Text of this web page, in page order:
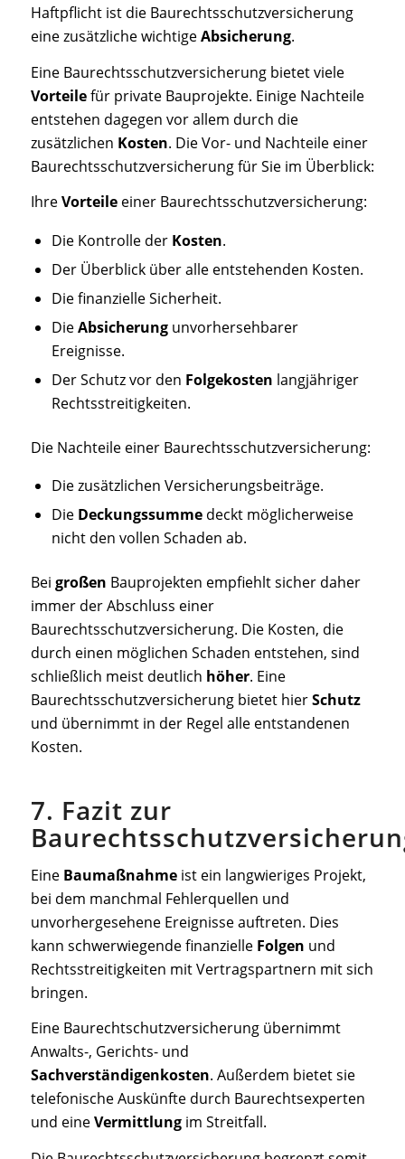
Haftpflicht ist die Baurechtsschutzversicherung
eine zusätzliche wichtigeAbsicherung.
Eine Baurechtsschutzversicherung bietet viele
Vorteilefür private Bauprojekte. Einige Nachteile
entstehen dagegen vor allem durch die
zusätzlichen Kosten. Die Vor- und Nachteile einer
Baurechtsschutzversicherung für Sie im Überblick:
IhreVorteileeiner Baurechtsschutzversicherung:
Die Kontrolle der Kosten.
Der Überblick über alle entstehenden Kosten.
Die finanzielle Sicherheit.
DieAbsicherungunvorhersehbarer
Ereignisse.
Der Schutz vor den Folgekosten langjähriger
Rechtsstreitigkeiten.
Die Nachteile einer Baurechtsschutzversicherung:
Die zusätzlichen Versicherungsbeiträge.
Die Deckungssummedeckt möglicherweise
nicht den vollen Schaden ab.
Bei großen Bauprojekten empfiehlt sicher daher
immer der Abschluss einer
Baurechtsschutzversicherung. Die Kosten, die
durch einen möglichen Schaden entstehen, sind
schließlich meist deutlich höher. Eine
Baurechtsschutzversicherung bietet hierSchutz
und übernimmt in der Regel alle entstandenen
Kosten.
7. Fazit zur
Eine Baumaßnahmeist ein langwieriges Projekt,
bei dem manchmal Fehlerquellen und
unvorhergesehene Ereignisse auftreten. Dies
kann schwerwiegende finanzielle Folgen und
Rechtsstreitigkeiten mit Vertragspartnern mit sich
bringen.
Eine Baurechtschutzversicherung übernimmt
Anwalts-, Gerichts- und
Sachverständigenkosten. Außerdem bietet sie
telefonische Auskünfte durch Baurechtsexperten
und eineVermittlung im Streitfall.